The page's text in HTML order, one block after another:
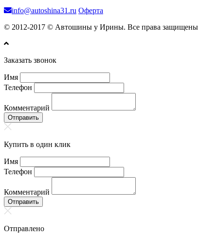
info@autoshina31.ru Оферта
© 2012-2017 © Автошины у Ирины. Все права защищены
Заказать звонок
Имя
Телефон
Комментарий
Отправить
Купить в один клик
Имя
Телефон
Комментарий
Отправить
Отправлено